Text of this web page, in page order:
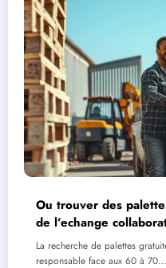
Ou trouver des
de l’echange
La recherche de palettes
responsable face aux 60 à 70…